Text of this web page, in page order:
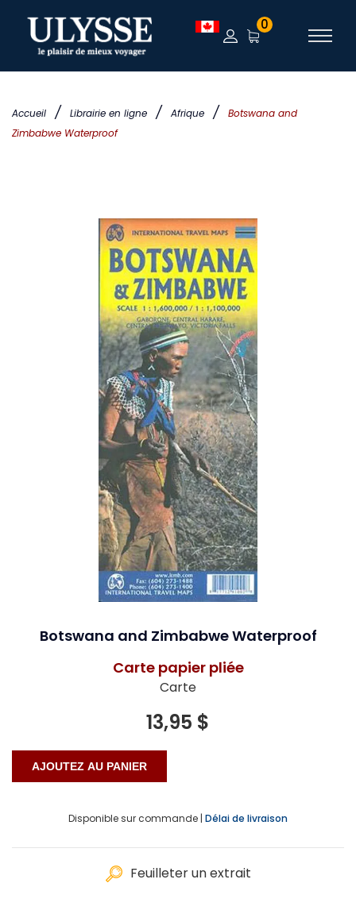
Accueil / Librairie en ligne / Afrique /
Botswana and
Zimbabwe Waterproof
0
Botswana and Zimbabwe Waterproof
Carte papier pliée
Carte
13,95 $
Disponible sur commande | Délai de livraison
Feuilleter un extrait